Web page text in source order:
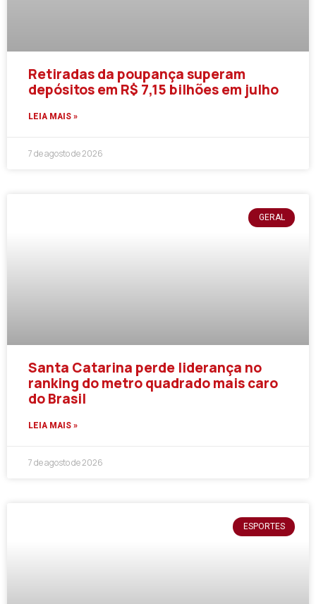
Retiradas da poupança superam
depósitos em R$ 7,15 bilhões em julho
LEIA MAIS »
7 de agosto de 2026
GERAL
Santa Catarina perde liderança no
ranking do metro quadrado mais caro
do Brasil
LEIA MAIS »
7 de agosto de 2026
ESPORTES